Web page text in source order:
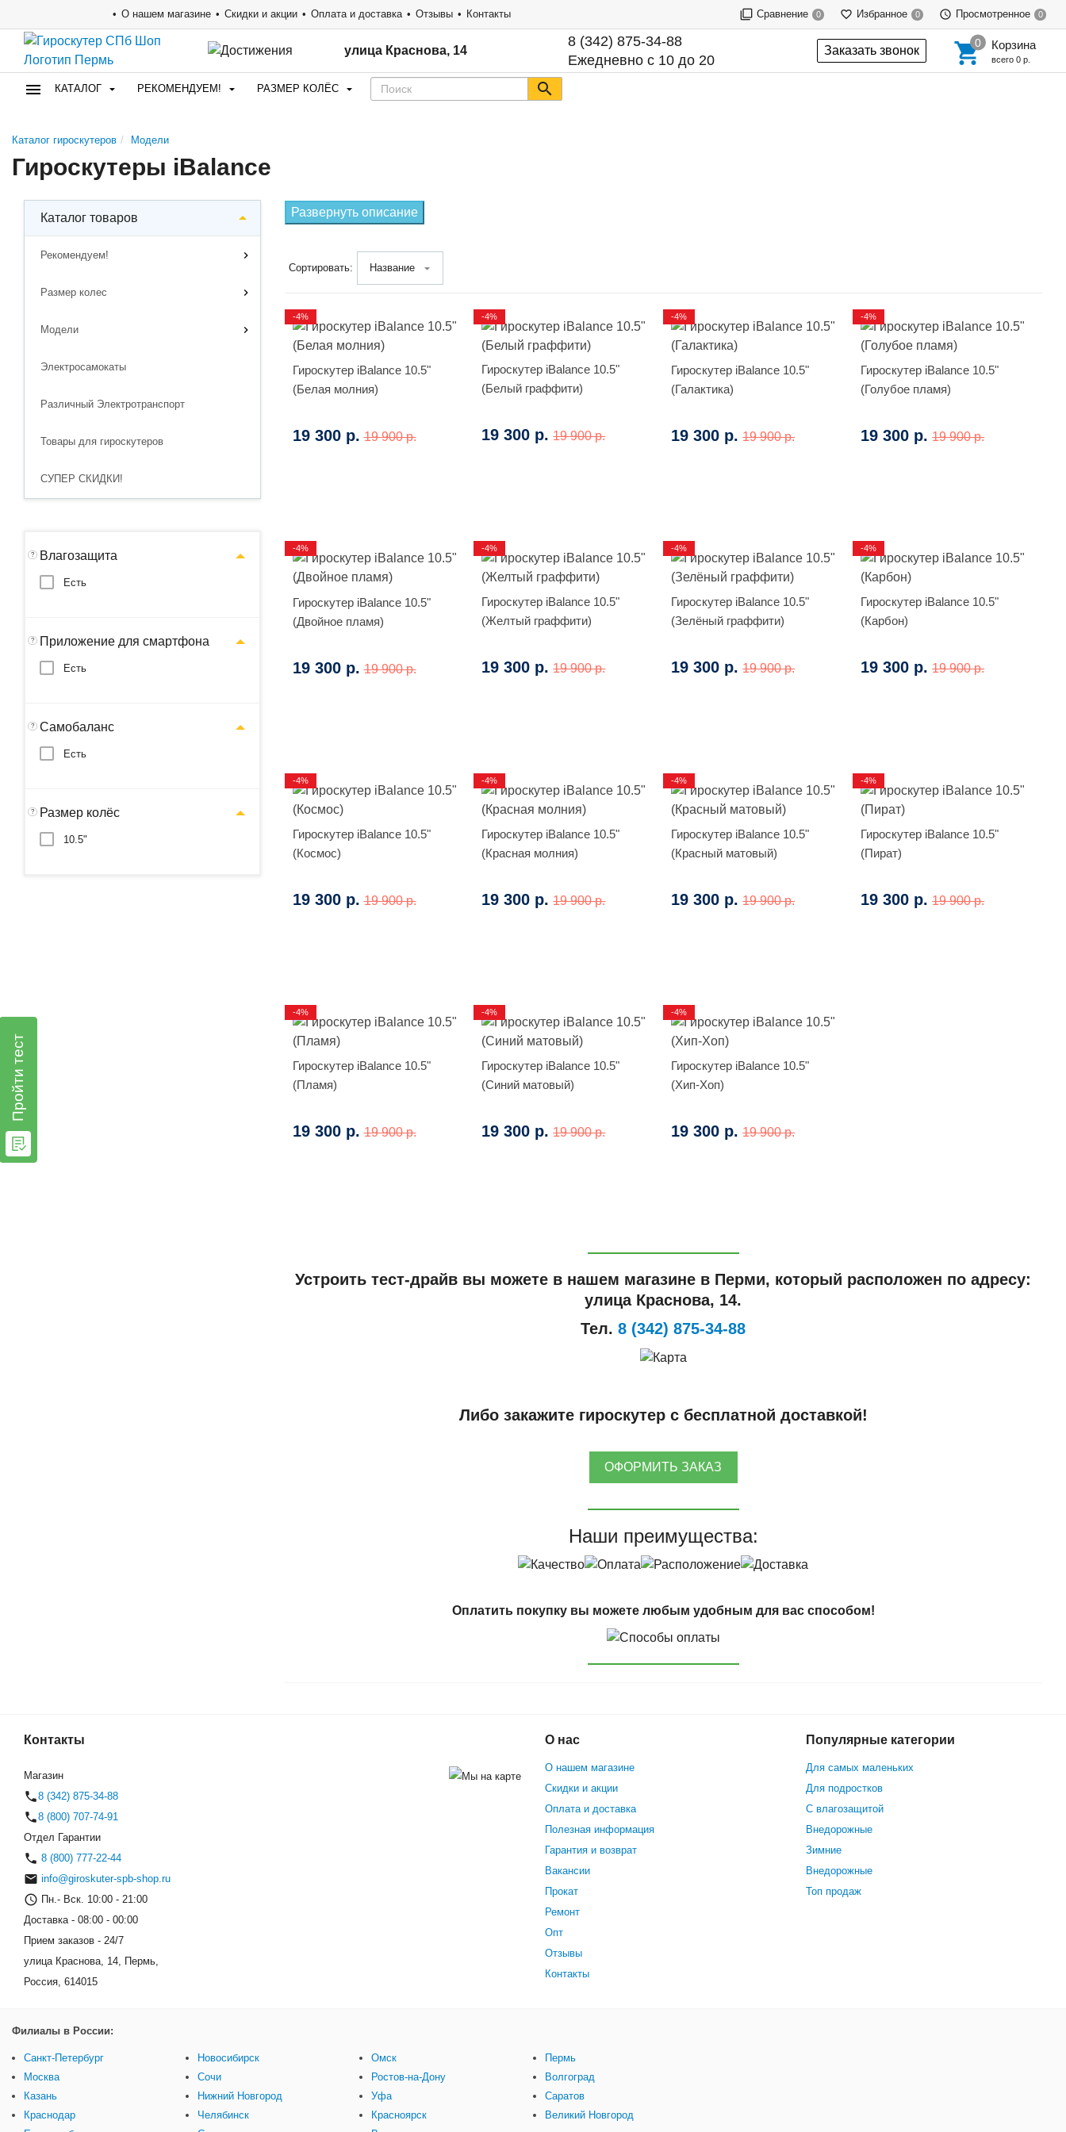
О нашем магазине Скидки и акции Оплата и доставка Отзывы Контакты Сравнение 0 Избранное 0 Просмотренное 0
улица Краснова, 14
8 (342) 875-34-88
Ежедневно с 10 до 20
Заказать звонок Корзина
всего 0 р.
КАТАЛОГ РЕКОМЕНДУЕМ! РАЗМЕР КОЛЁС
Каталог гироскутеров Модели
Гироскутеры iBalance
Каталог товаров
Рекомендуем!
Размер колес
Модели
Электросамокаты
Различный Электротранспорт
Товары для гироскутеров
СУПЕР СКИДКИ!
Влагозащита
?
Есть
Приложение для смартфона
?
Есть
Самобаланс
?
Есть
Размер колёс
?
10.5"
Развернуть описание
Сортировать: Название
Гироскутер iBalance 10.5"
(Белая молния)
19 300 р. 19 900 р.
-4%
Гироскутер iBalance 10.5"
(Белый граффити)
19 300 р. 19 900 р.
-4%
Гироскутер iBalance 10.5"
(Галактика)
19 300 р. 19 900 р.
-4%
Гироскутер iBalance 10.5"
(Голубое пламя)
19 300 р. 19 900 р.
-4%
Гироскутер iBalance 10.5"
(Двойное пламя)
19 300 р. 19 900 р.
-4%
Гироскутер iBalance 10.5"
(Желтый граффити)
19 300 р. 19 900 р.
-4%
Гироскутер iBalance 10.5"
(Зелёный граффити)
19 300 р. 19 900 р.
-4%
Гироскутер iBalance 10.5"
(Карбон)
19 300 р. 19 900 р.
-4%
Гироскутер iBalance 10.5"
(Космос)
19 300 р. 19 900 р.
-4%
Гироскутер iBalance 10.5"
(Красная молния)
19 300 р. 19 900 р.
-4%
Гироскутер iBalance 10.5"
(Красный матовый)
19 300 р. 19 900 р.
-4%
Гироскутер iBalance 10.5"
(Пират)
19 300 р. 19 900 р.
-4%
Гироскутер iBalance 10.5"
(Пламя)
19 300 р. 19 900 р.
-4%
Гироскутер iBalance 10.5"
(Синий матовый)
19 300 р. 19 900 р.
-4%
Гироскутер iBalance 10.5"
(Хип-Хоп)
19 300 р. 19 900 р.
-4%
Устроить тест-драйв вы можете в нашем магазине в Перми, который расположен по адресу:
улица Краснова, 14.
Тел.8 (342) 875-34-88
Либо закажите гироскутер с бесплатной доставкой!
ОФОРМИТЬ ЗАКАЗ
Наши преимущества:
Оплатить покупку вы можете любым удобным для вас способом!
Контакты
Магазин
8 (342) 875-34-88
8 (800) 707-74-91
Отдел Гарантии
8 (800) 777-22-44
info@giroskuter-spb-shop.ru
Пн.- Вск. 10:00 - 21:00
Доставка - 08:00 - 00:00
Прием заказов - 24/7
улица Краснова, 14, Пермь,
Россия, 614015
О нас
О нашем магазине
Скидки и акции
Оплата и доставка
Полезная информация
Гарантия и возврат
Вакансии
Прокат
Ремонт
Опт
Отзывы
Контакты
Популярные категории
Для самых маленьких
Для подростков
С влагозащитой
Внедорожные
Зимние
Внедорожные
Топ продаж
Филиалы в России:
Санкт-Петербург
Москва
Казань
Краснодар
Новосибирск
Сочи
Нижний Новгород
Челябинск
Омск
Ростов-на-Дону
Уфа
Красноярск
Пермь
Волгоград
Саратов
Великий Новгород
Пройти тест